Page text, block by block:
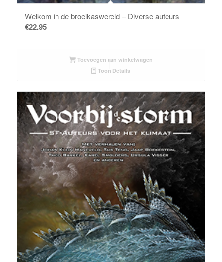
Welkom in de broeikaswereld – Diverse auteurs
€22.95
Toevoegen aan winkelwagen
Toon Details